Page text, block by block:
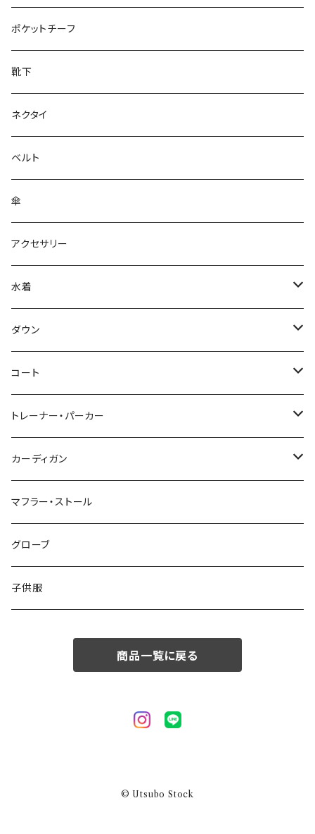
28cm～
ポケットチーフ
靴下
ネクタイ
ベルト
傘
アクセサリー
水着
～44/S
46/M
48/L
50/XL～
ダウン
～44/S
46/M
48/L
50/XL～
コート
～44/S
46/M
48/L
50/XL～
トレーナー・パーカー
～44/S
46/M
48/L
50/XL～
カーディガン
～44/S
46/M
48/L
マフラー・ストール
グローブ
子供服
商品一覧に戻る
© Utsubo Stock